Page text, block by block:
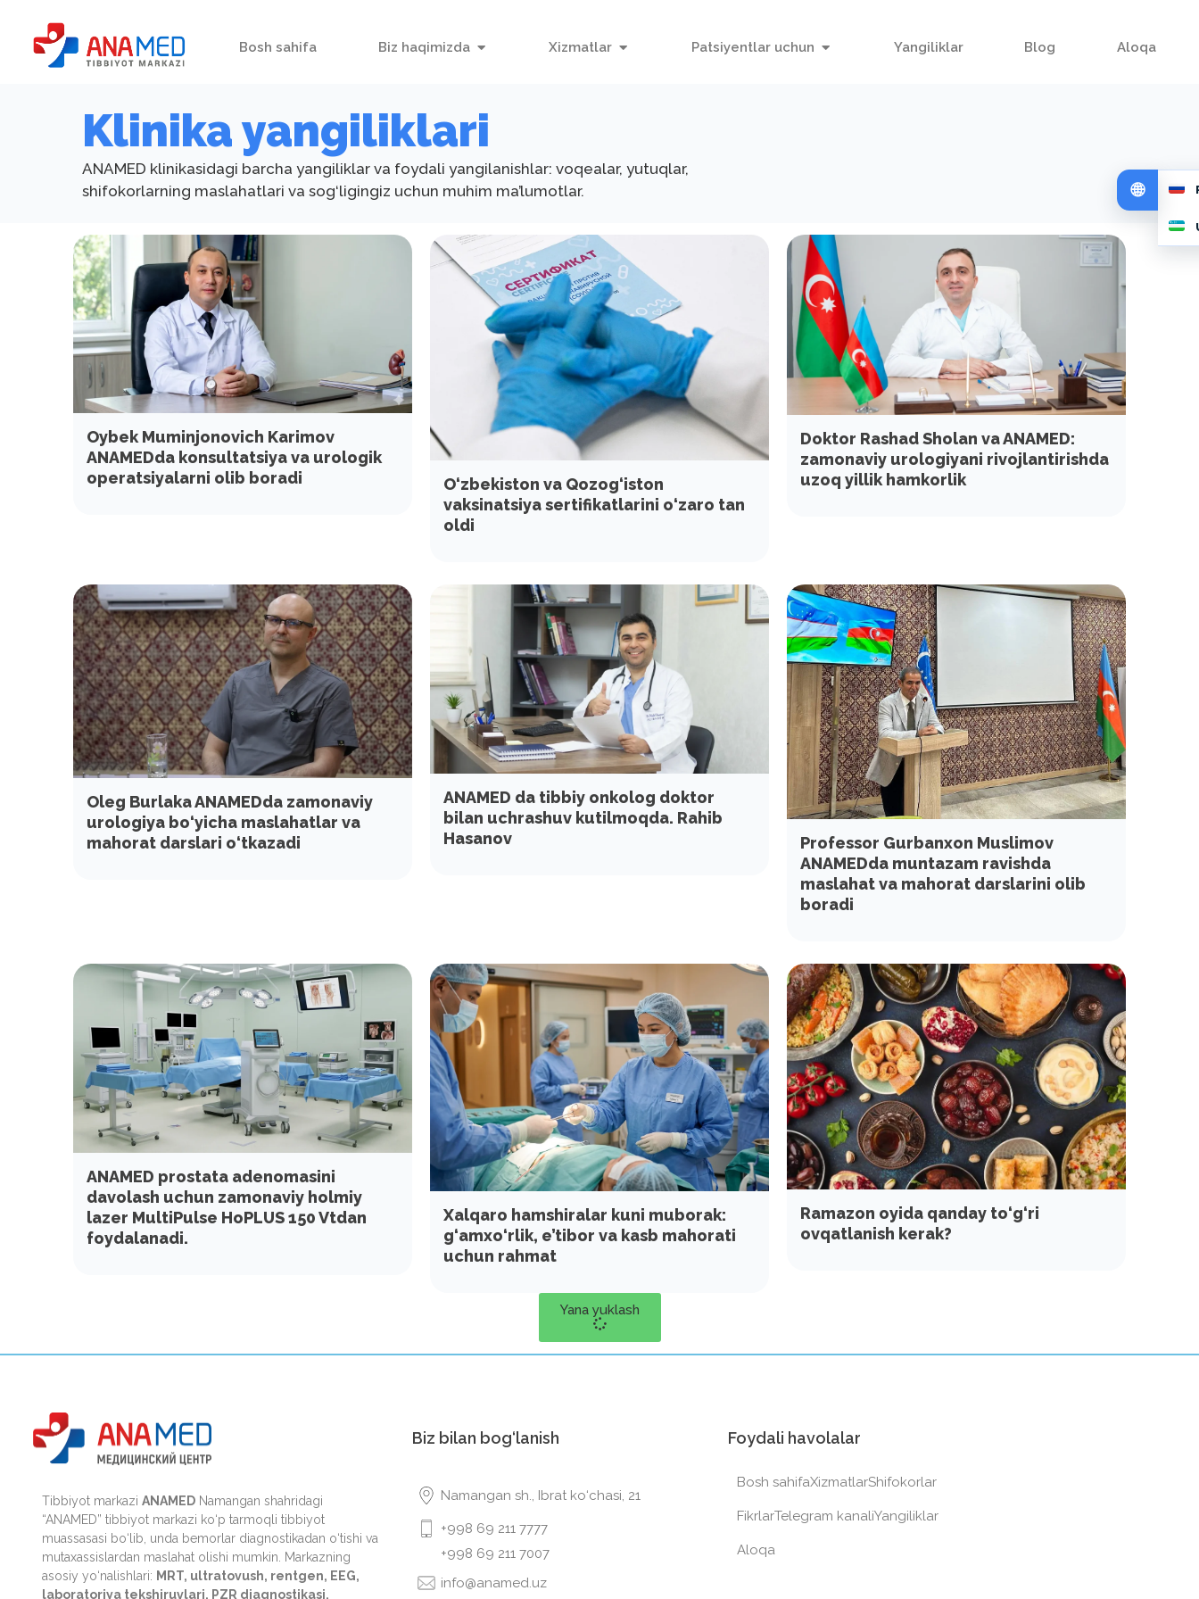
Bosh sahifa Biz haqimizda Xizmatlar Patsiyentlar uchun Yangiliklar Blog Aloqa
Klinika yangiliklari
ANAMED klinikasidagi barcha yangiliklar va foydali yangilanishlar: voqealar, yutuqlar,
shifokorlarning maslahatlari va sog‘ligingiz uchun muhim ma’lumotlar.
Oybek Muminjonovich Karimov
ANAMEDda konsultatsiya va urologik
operatsiyalarni olib boradi
O‘zbekiston va Qozog‘iston
vaksinatsiya sertifikatlarini o‘zaro tan
oldi
Doktor Rashad Sholan va ANAMED:
zamonaviy urologiyani rivojlantirishda
uzoq yillik hamkorlik
Oleg Burlaka ANAMEDda zamonaviy
urologiya bo‘yicha maslahatlar va
mahorat darslari o‘tkazadi
ANAMED da tibbiy onkolog doktor
bilan uchrashuv kutilmoqda. Rahib
Hasanov
Professor Gurbanxon Muslimov
ANAMEDda muntazam ravishda
maslahat va mahorat darslarini olib
boradi
ANAMED prostata adenomasini
davolash uchun zamonaviy holmiy
lazer MultiPulse HoPLUS 150 Vtdan
foydalanadi.
Xalqaro hamshiralar kuni muborak:
g‘amxo‘rlik, e’tibor va kasb mahorati
uchun rahmat
Ramazon oyida qanday to‘g‘ri
ovqatlanish kerak?
Yana yuklash
Tibbiyot markazi ANAMEDNamangan shahridagi
“ANAMED” tibbiyot markazi ko‘p tarmoqli tibbiyot
muassasasi bo‘lib, unda bemorlar diagnostikadan o‘tishi va
mutaxassislardan maslahat olishi mumkin. Markazning
asosiy yo‘nalishlari: MRT, ultratovush, rentgen, EEG,
laboratoriya tekshiruvlari, PZR diagnostikasi,
Biz bilan bog‘lanish
Namangan sh., Ibrat ko‘chasi, 21
+998 69 211 7777
+998 69 211 7007
info@anamed.uz
Foydali havolalar
Bosh sahifaXizmatlarShifokorlar
FikrlarTelegram kanaliYangiliklar
Aloqa